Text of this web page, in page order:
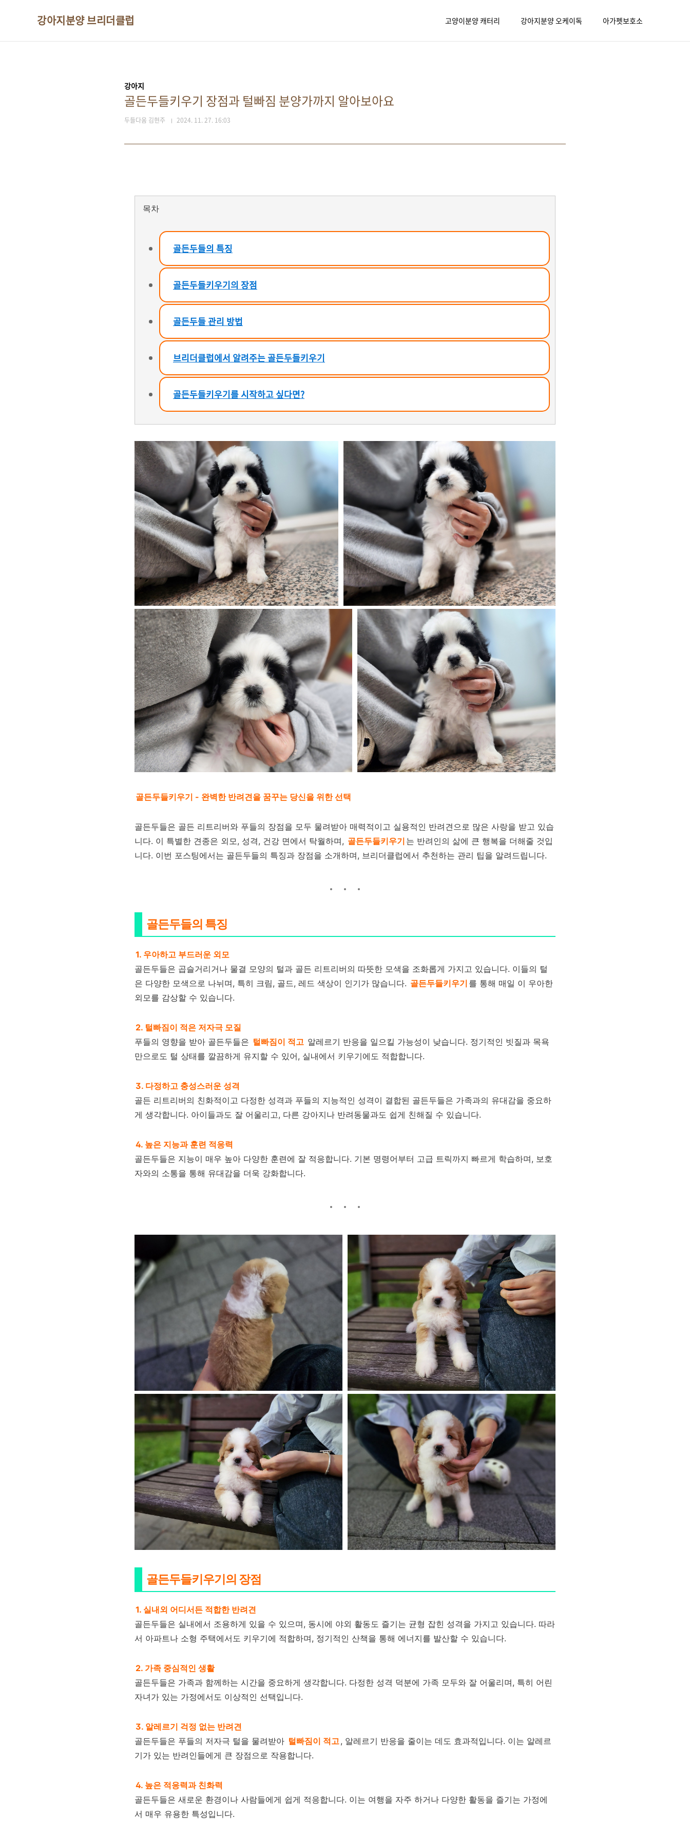
강아지분양 브리더클럽 고양이분양 캐터리 강아지분양 오케이독 아가펫보호소
강아지
골든두들키우기 장점과 털빠짐 분양가까지 알아보아요
두들다움 김현주 2024. 11. 27. 16:03
목차
골든두들의 특징
골든두들키우기의 장점
골든두들 관리 방법
브리더클럽에서 알려주는 골든두들키우기
골든두들키우기를 시작하고 싶다면?
골든두들키우기 - 완벽한 반려견을 꿈꾸는 당신을 위한 선택
골든두들은 골든 리트리버와 푸들의 장점을 모두 물려받아 매력적이고 실용적인 반려견으로 많은 사랑을 받고 있습
니다. 이 특별한 견종은 외모, 성격, 건강 면에서 탁월하며, 골든두들키우기 는 반려인의 삶에 큰 행복을 더해줄 것입
니다. 이번 포스팅에서는 골든두들의 특징과 장점을 소개하며, 브리더클럽에서 추천하는 관리 팁을 알려드립니다.
골든두들의 특징
1. 우아하고 부드러운 외모
골든두들은 곱슬거리거나 물결 모양의 털과 골든 리트리버의 따뜻한 모색을 조화롭게 가지고 있습니다. 이들의 털
은 다양한 모색으로 나뉘며, 특히 크림, 골드, 레드 색상이 인기가 많습니다. 골든두들키우기 를 통해 매일 이 우아한
외모를 감상할 수 있습니다.
2. 털빠짐이 적은 저자극 모질
푸들의 영향을 받아 골든두들은 털빠짐이 적고 알레르기 반응을 일으킬 가능성이 낮습니다. 정기적인 빗질과 목욕
만으로도 털 상태를 깔끔하게 유지할 수 있어, 실내에서 키우기에도 적합합니다.
3. 다정하고 충성스러운 성격
골든 리트리버의 친화적이고 다정한 성격과 푸들의 지능적인 성격이 결합된 골든두들은 가족과의 유대감을 중요하
게 생각합니다. 아이들과도 잘 어울리고, 다른 강아지나 반려동물과도 쉽게 친해질 수 있습니다.
4. 높은 지능과 훈련 적응력
골든두들은 지능이 매우 높아 다양한 훈련에 잘 적응합니다. 기본 명령어부터 고급 트릭까지 빠르게 학습하며, 보호
자와의 소통을 통해 유대감을 더욱 강화합니다.
골든두들키우기의 장점
1. 실내외 어디서든 적합한 반려견
골든두들은 실내에서 조용하게 있을 수 있으며, 동시에 야외 활동도 즐기는 균형 잡힌 성격을 가지고 있습니다. 따라
서 아파트나 소형 주택에서도 키우기에 적합하며, 정기적인 산책을 통해 에너지를 발산할 수 있습니다.
2. 가족 중심적인 생활
골든두들은 가족과 함께하는 시간을 중요하게 생각합니다. 다정한 성격 덕분에 가족 모두와 잘 어울리며, 특히 어린
자녀가 있는 가정에서도 이상적인 선택입니다.
3. 알레르기 걱정 없는 반려견
골든두들은 푸들의 저자극 털을 물려받아 털빠짐이 적고 , 알레르기 반응을 줄이는 데도 효과적입니다. 이는 알레르
기가 있는 반려인들에게 큰 장점으로 작용합니다.
4. 높은 적응력과 친화력
골든두들은 새로운 환경이나 사람들에게 쉽게 적응합니다. 이는 여행을 자주 하거나 다양한 활동을 즐기는 가정에
서 매우 유용한 특성입니다.